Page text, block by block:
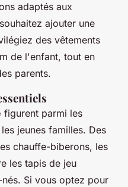
adaptés aux
ajouter une
des vêtements
de l'enfant, tout en
parents.
figurent parmi les
jeunes familles. Des
chauffe-biberons, les
les tapis de jeu
Si vous optez pour